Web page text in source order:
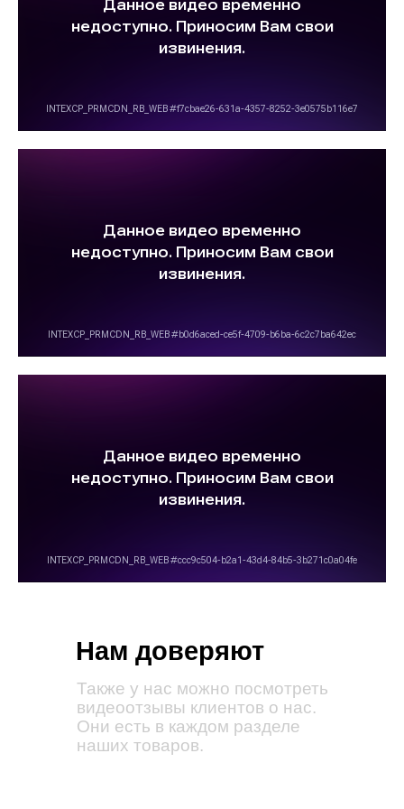
Нам доверяют
Также у нас можно посмотреть
видеоотзывы клиентов о нас.
Они есть в каждом разделе
наших товаров.